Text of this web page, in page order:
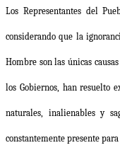
Los Representantes del
considerando que la
Hombre son las únicas
los Gobiernos, han resuelto
naturales, inalienables y
constantemente presente